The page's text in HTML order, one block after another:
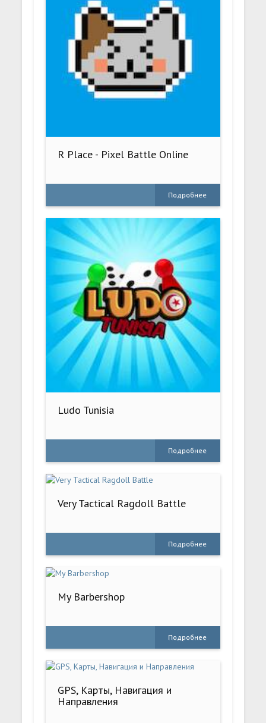
R Place - Pixel Battle Online
Подробнее
Ludo Tunisia
Подробнее
Very Tactical Ragdoll Battle
Подробнее
My Barbershop
Подробнее
GPS, Карты, Навигация и
Направления